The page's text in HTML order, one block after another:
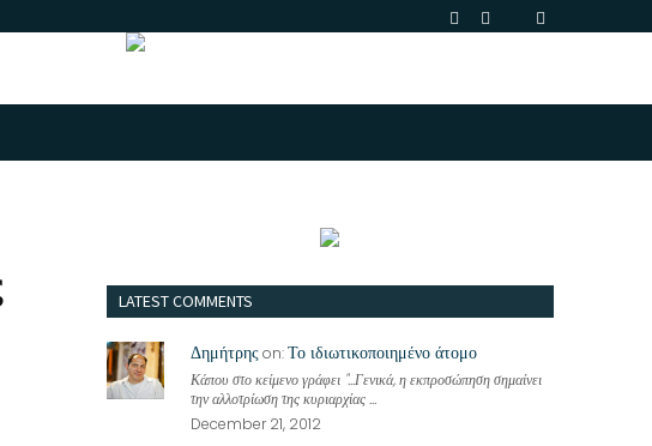
LATEST COMMENTS
Δημήτρης on:Το ιδιωτικοποιημένο άτομο
Κάπου στο κείμενο γράφει "...Γενικά, η εκπροσώπηση σημαίνει
την αλλοτρίωση της κυριαρχίας ...
December 21, 2012